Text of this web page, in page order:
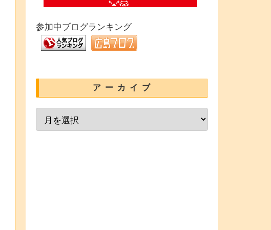
参加中ブログランキング
アーカイブ